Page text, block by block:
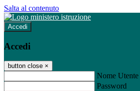
Salta al contenuto
Accedi
Accedi
button close ×
Nome Utente
Password